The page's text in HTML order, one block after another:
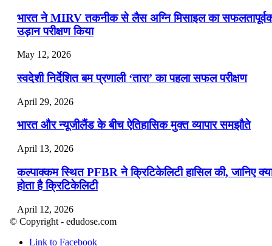
भारत ने MIRV तकनीक से लैस अग्नि मिसाइल का
उड़ान परीक्षण किया
May 12, 2026
स्वदेशी निर्देशित बम प्रणाली ‘तारा’ का पहला सफल परीक्षण
April 29, 2026
भारत और न्यूजीलैंड के बीच ऐतिहासिक मुक्त व्यापार समझौते
April 13, 2026
कल्पाक्कम स्थित PFBR ने क्रिटिकेलिटी हासिल की, जानिए
होता है क्रिटिकेलिटी
April 12, 2026
© Copyright - edudose.com
Link to Facebook